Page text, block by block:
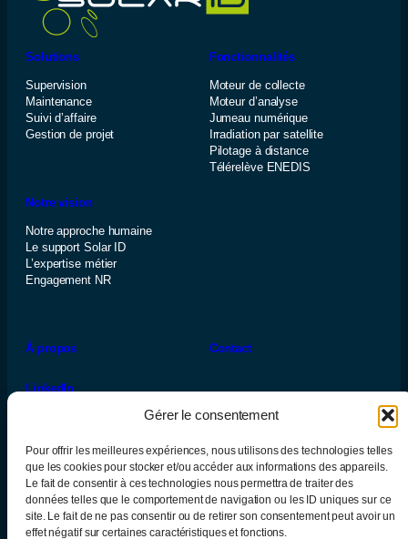
Gérer le consentement
Pour offrir les meilleures expériences, nous utilisons des technologies telles
que les cookies pour stocker et/ou accéder aux informations des appareils.
Le fait de consentir à ces technologies nous permettra de traiter des
données telles que le comportement de navigation ou les ID uniques sur ce
site. Le fait de ne pas consentir ou de retirer son consentement peut avoir un
effet négatif sur certaines caractéristiques et fonctions.
Solutions
Supervision
Maintenance
Suivi d’affaire
Gestion de projet
Fonctionnalités
Moteur de collecte
Moteur d’analyse
Jumeau numérique
Irradiation par satellite
Pilotage à distance
Télérelève ENEDIS
Notre vision
Notre approche humaine
Le support Solar ID
L’expertise métier
Engagement NR
À propos Contact
LinkedIn